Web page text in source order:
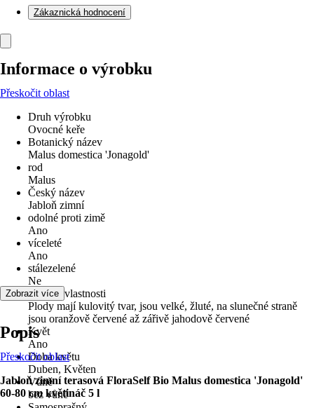
Zákaznická hodnocení
Informace o výrobku
Přeskočit oblast
Druh výrobku
Ovocné keře
Botanický název
Malus domestica 'Jonagold'
rod
Malus
Český název
Jabloň zimní
odolné proti zimě
Ano
víceleté
Ano
stálezelené
Ne
zvláštní vlastnosti
Plody mají kulovitý tvar, jsou velké, žluté, na slunečné straně
jsou oranžově červené až zářivě jahodově červené
Květ
Ano
Doba květu
Duben, Květen
Vůně
bez vůně
Zobrazit více
Popis
Přeskočit oblast
Jabloň zimní terasová FloraSelf Bio Malus domestica 'Jonagold'
60-80 cm květináč 5 l